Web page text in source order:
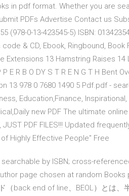
in pdf format. Whether you are
PDFs Advertise Contact us
(978-0-13-423545-5) ISBN:
& CD, Ebook, Ringbound, Book
Extensions 13 Hamstring Raises
E R B O DY S T R E N G T H Bent
13 978 0 7680 1490 5 Pdf.pdf -
Education,Finance, Inspirational,
new PDF The ultimate
PDF FILES!!! Updated
Highly Effective People" Free
by ISBN; cross-
page chosen at random
（back end of line、BEOL）とは、